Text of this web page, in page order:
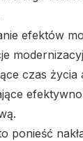
efektów
czas
ponieść